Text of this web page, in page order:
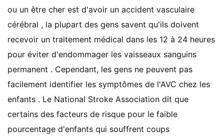
ou un être cher est d'avoir un accident vasculaire
cérébral , la plupart des gens savent qu'ils doivent
recevoir un traitement médical dans les 12 à 24 heures
pour éviter d'endommager les vaisseaux sanguins
permanent . Cependant, les gens ne peuvent pas
facilement identifier les symptômes de l'AVC chez les
enfants . Le National Stroke Association dit que
certains des facteurs de risque pour le faible
pourcentage d'enfants qui souffrent coups